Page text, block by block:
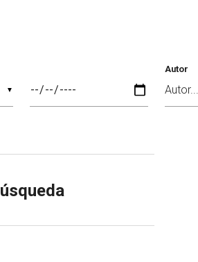
▼
Autor